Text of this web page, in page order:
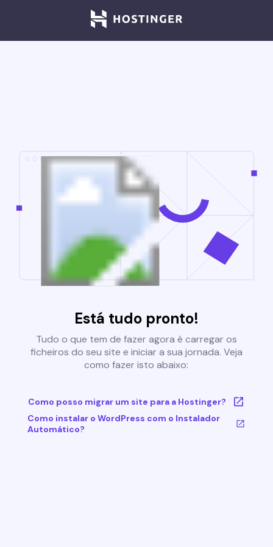
Está tudo pronto!
Tudo o que tem de fazer agora é carregar os
ficheiros do seu site e iniciar a sua jornada. Veja
como fazer isto abaixo:
Como posso migrar um site para a Hostinger?
Como instalar o WordPress com o Instalador
Automático?